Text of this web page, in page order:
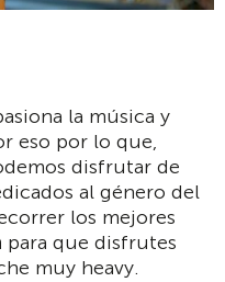
la música y
eso por lo que,
disfrutar de
al género del
los mejores
para que disfrutes
muy heavy.